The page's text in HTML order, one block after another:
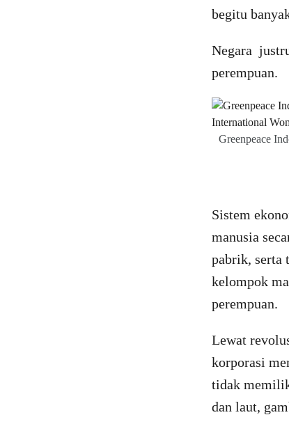
begitu
Negara
perempuan.
Greenpeace
Sistem
manusia
pabrik, serta
kelompok
perempuan.
Lewat
korporasi
tidak
dan laut,